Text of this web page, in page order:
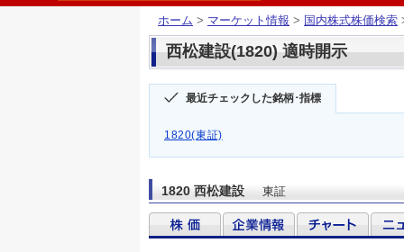
ホーム > マーケット情報 > 国内株式株価検索
西松建設(1820) 適時開示
最近チェックした銘柄･指標
1820(東証)
1820 西松建設 東証